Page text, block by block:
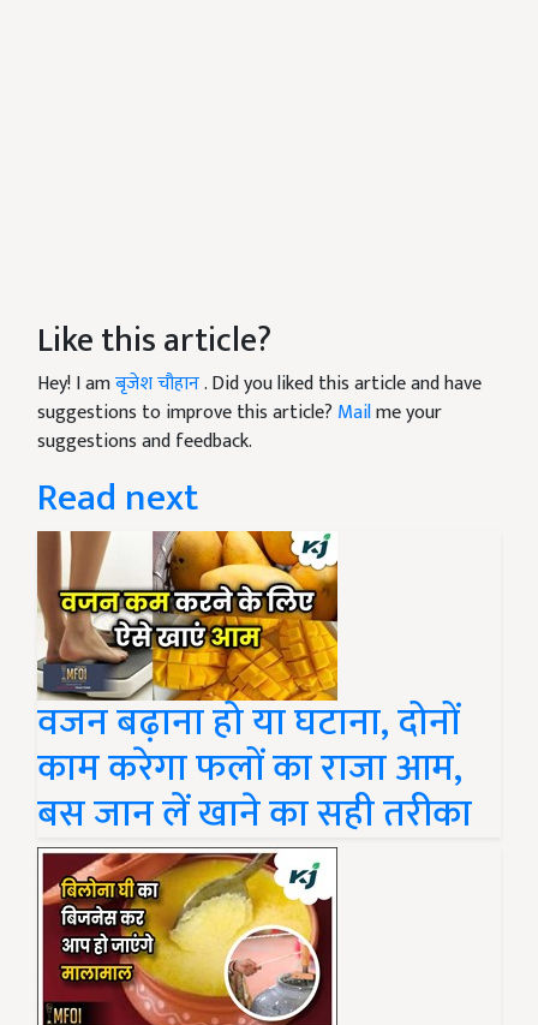
Like this article?
Hey! I amबृजेश चौहान. Did you liked this article and have
suggestions to improve this article? Mailme your
suggestions and feedback.
Read next
वजन बढ़ाना हो या घटाना, दोनों
काम करेगा फलों का राजा आम,
बस जान लें खाने का सही तरीका